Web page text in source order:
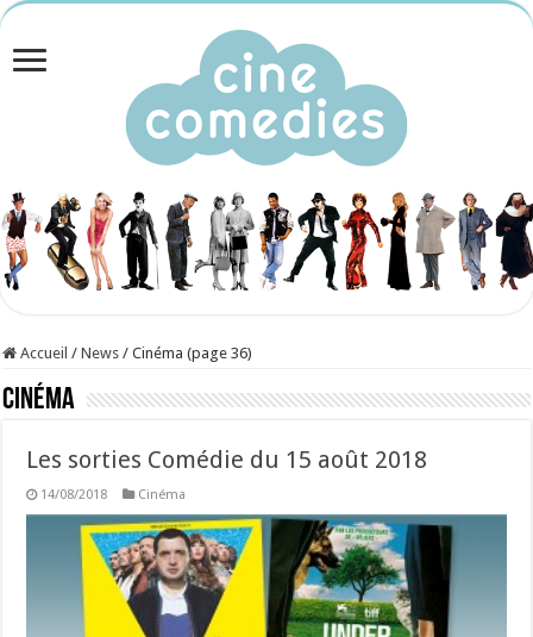
Accueil / News / Cinéma (page 36)
Cinéma
Les sorties Comédie du 15 août 2018
14/08/2018 Cinéma